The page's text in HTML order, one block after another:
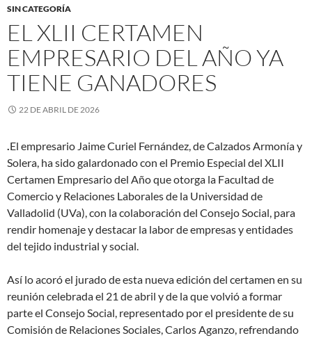
SIN CATEGORÍA
EL XLII CERTAMEN
EMPRESARIO DEL AÑO YA
TIENE GANADORES
22 DE ABRIL DE 2026
.El empresario Jaime Curiel Fernández, de Calzados Armonía y
Solera, ha sido galardonado con el Premio Especial del XLII
Certamen Empresario del Año que otorga la Facultad de
Comercio y Relaciones Laborales de la Universidad de
Valladolid (UVa), con la colaboración del Consejo Social, para
rendir homenaje y destacar la labor de empresas y entidades
del tejido industrial y social.
Así lo acoró el jurado de esta nueva edición del certamen en su
reunión celebrada el 21 de abril y de la que volvió a formar
parte el Consejo Social, representado por el presidente de su
Comisión de Relaciones Sociales, Carlos Aganzo, refrendando